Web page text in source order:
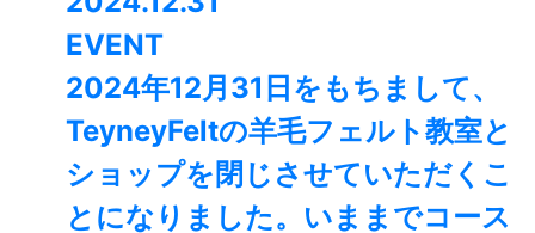
EVENT
2024年12月31日をもちまして、
TeyneyFeltの羊毛フェルト教室と
ショップを閉じさせていただくこ
とになりました。⁡いままでコース